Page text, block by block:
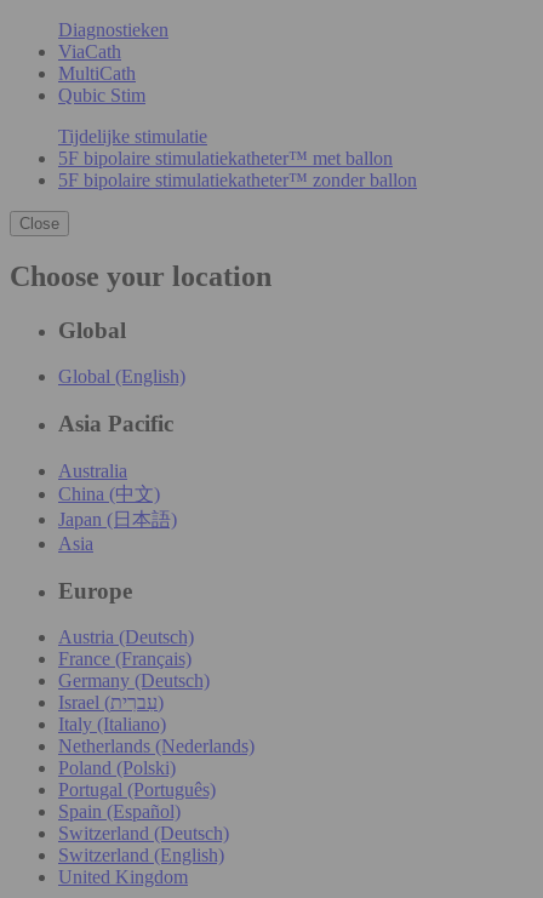
Diagnostieken
ViaCath
MultiCath
Qubic Stim
Tijdelijke stimulatie
5F bipolaire stimulatiekatheter™ met ballon
5F bipolaire stimulatiekatheter™ zonder ballon
Close
Choose your location
Global
Global (English)
Asia Pacific
Australia
China (中文)
Japan (日本語)
Asia
Europe
Austria (Deutsch)
France (Français)
Germany (Deutsch)
Israel (עִברִית)
Italy (Italiano)
Netherlands (Nederlands)
Poland (Polski)
Portugal (Português)
Spain (Español)
Switzerland (Deutsch)
Switzerland (English)
United Kingdom